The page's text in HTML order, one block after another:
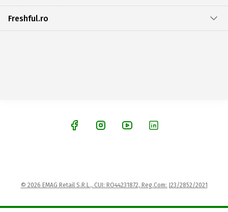
Freshful.ro
© 2026 EMAG Retail S.R.L., CUI: RO44231872, Reg.Com: J23/2852/2021